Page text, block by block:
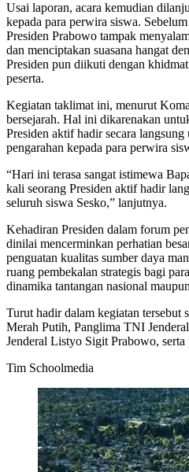
Usai laporan, acara kemudian
kepada para perwira siswa.
Presiden Prabowo tampak
dan menciptakan suasana hangat
Presiden pun diikuti dengan
peserta.
Kegiatan taklimat ini, menurut
bersejarah. Hal ini dikarenakan
Presiden aktif hadir secara
pengarahan kepada para perwira
“Hari ini terasa sangat istimewa
kali seorang Presiden aktif hadir
seluruh siswa Sesko,” lanjutnya.
Kehadiran Presiden dalam forum
dinilai mencerminkan perhatian
penguatan kualitas sumber daya
ruang pembekalan strategis bagi
dinamika tantangan nasional
Turut hadir dalam kegiatan tersebut
Merah Putih, Panglima TNI
Jenderal Listyo Sigit Prabowo, serta
Tim Schoolmedia